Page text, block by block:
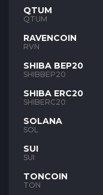
QTUM
QTUM
RAVENCOIN
RVN
SHIBA BEP20
SHIBBEP20
SHIBA ERC20
SHIBERC20
SOLANA
SOL
SUI
SUI
TONCOIN
TON